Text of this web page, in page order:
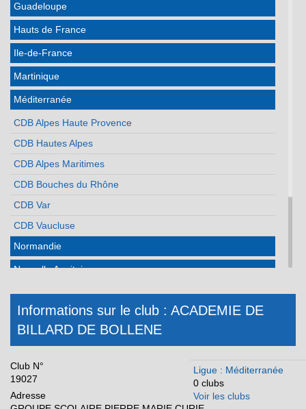
Guadeloupe
Hauts de France
Ile-de-France
Martinique
Méditerranée
CDB Alpes Haute Provence
CDB Hautes Alpes
CDB Alpes Maritimes
CDB Bouches du Rhône
CDB Var
CDB Vaucluse
Normandie
Nouvelle Aquitaine
Occitanie
Pays de la Loire
Informations sur le club : ACADEMIE DE
BILLARD DE BOLLENE
Club N°
19027
Adresse
Ligue : Méditerranée
0 clubs
Voir les clubs